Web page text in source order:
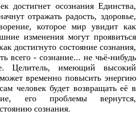
достигнет осознания Единства,
отражать радость, здоровье,
которое мир увидит как
изменения могут проявиться
достигнуто состояние сознания,
всего - сознание... не чьё-нибудь
Целитель, имеющий высокий
временно повысить энергию
человек будет возвращать её в
его проблемы вернутся,
сознания.